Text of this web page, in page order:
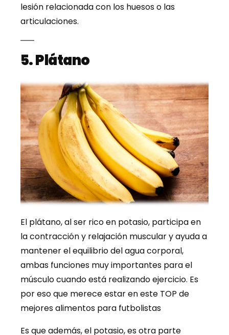
lesión relacionada con los huesos o las
articulaciones.
5. Plátano
El plátano, al ser rico en potasio, participa en
la contracción y relajación muscular y ayuda a
mantener el equilibrio del agua corporal,
ambas funciones muy importantes para el
músculo cuando está realizando ejercicio. Es
por eso que merece estar en este TOP de
mejores alimentos para futbolistas
Es que además, el potasio, es otra parte